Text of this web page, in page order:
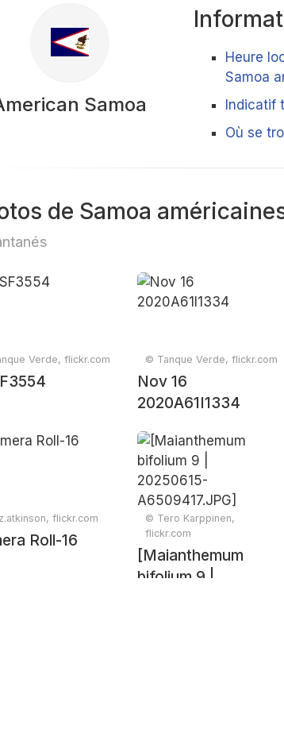
Samoa
Heure
Samoa
Indicatif
Où se
de Samoa
Verde, flickr.com © Tanque Verde, flickr.com
Nov 16
2020A61I1334
flickr.com
Roll-16
© Tero Karppinen,
flickr.com
[Maianthemum
bifolium 9 |